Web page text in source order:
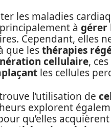
les maladies
à gérer
Cependant, elles
que lesthérapies
cellulaire,
les cellules
l’utilisation de
explorent
qu’elles